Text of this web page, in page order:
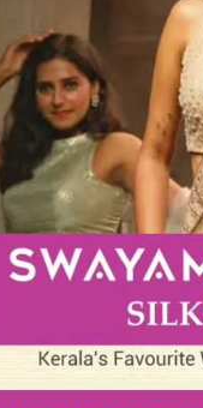
കാഴ്ചയാണ്.
നൂറുകണക്കിന്
ആണ് ഈ
ചാടുന്നത്.
ബസ്